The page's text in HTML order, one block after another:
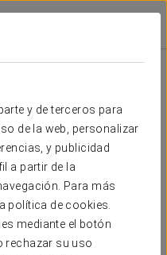
y de terceros para
de la web, personalizar
y publicidad
a partir de la
Para más
política de cookies.
mediante el botón
rechazar su uso